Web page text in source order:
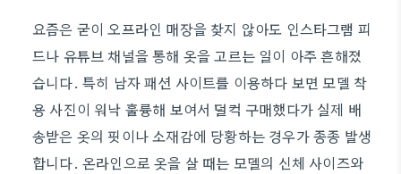
요즘은 굳이 오프라인 매장을 찾지 않아도 인스타그램 피
드나 유튜브 채널을 통해 옷을 고르는 일이 아주 흔해졌
습니다. 특히 남자 패션 사이트를 이용하다 보면 모델 착
용 사진이 워낙 훌륭해 보여서 덜컥 구매했다가 실제 배
송받은 옷의 핏이나 소재감에 당황하는 경우가 종종 발생
합니다. 온라인으로 옷을 살 때는 모델의 신체 사이즈와